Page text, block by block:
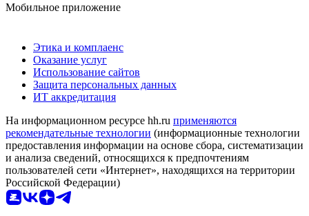
Мобильное приложение
Этика и комплаенс
Оказание услуг
Использование сайтов
Защита персональных данных
ИТ аккредитация
На информационном ресурсе hh.ru применяются
рекомендательные технологии (информационные технологии
предоставления информации на основе сбора, систематизации
и анализа сведений, относящихся к предпочтениям
пользователей сети «Интернет», находящихся на территории
Российской Федерации)